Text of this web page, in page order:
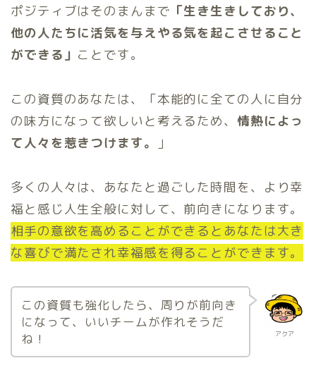
ポジティブはそのまんまで 「生き生きしており、
他の人たちに活気を与えやる気を起こさせること
ができる」 ことです。
この資質のあなたは、「本能的に全ての人に自分
の味方になって欲しいと考えるため、 情熱によっ
て人々を惹きつけます。
」
多くの人々は、あなたと過ごした時間を、より幸
福と感じ人生全般に対して、前向きになります。
相手の意欲を高めることができるとあなたは大き
な喜びで満たされ幸福感を得ることができます。
アクア
この資質も強化したら、周りが前向き
になって、いいチームが作れそうだ
ね！